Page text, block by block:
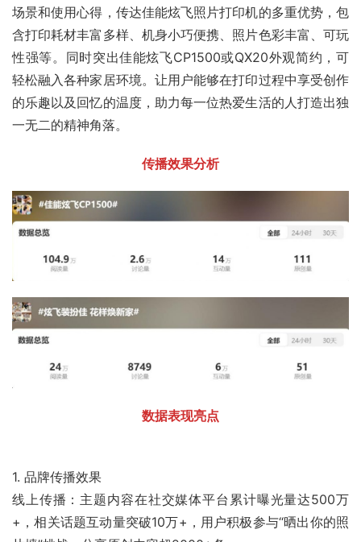
场景和使用心得，传达佳能炫飞照片打印机的多重优势，包
含打印耗材丰富多样、机身小巧便携、照片色彩丰富、可玩
性强等。同时突出佳能炫飞CP1500或QX20外观简约，可
轻松融入各种家居环境。让用户能够在打印过程中享受创作
的乐趣以及回忆的温度，助力每一位热爱生活的人打造出独
一无二的精神角落。
传播效果分析
数据表现亮点
1. 品牌传播效果
线上传播：主题内容在社交媒体平台累计曝光量达500万
+，相关话题互动量突破10万+，用户积极参与“晒出你的照